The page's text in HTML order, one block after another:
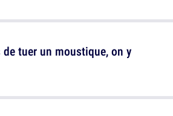
tuer un moustique, on y